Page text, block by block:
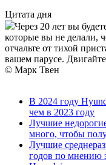
Цитата дня
Через 20 лет вы
которые вы не делали,
отчальте от тихой
вашем парусе.
© Марк Твен
В 2024 году
чем в 2023 году
Лучшие
много, чтобы
Лучшие
годов по мнению